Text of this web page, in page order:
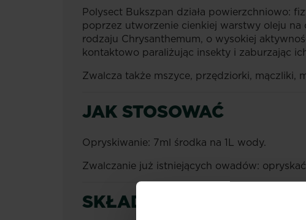
Polysect Bukszpan działa powierzchniowo:
poprzez utworzenie cienkiej warstwy oleju
rodzaju Chrysanthemum, o wysokiej
kontaktowo paraliżując insekty i zaburzając
Zwalcza także mszyce, przędziorki, mączliki,
JAK STOSOWAĆ
Opryskiwanie: 7ml środka na 1L wody.
Zwalczanie już istniejących owadów:
SKŁAD PRODUKTU